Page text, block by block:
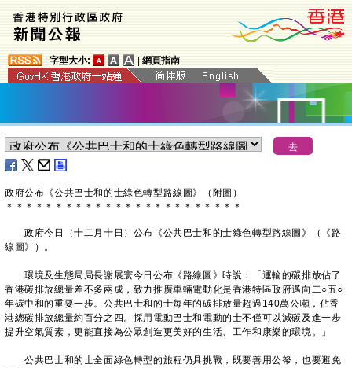
字型大小: 網頁指南
政府公布《公共巴士和的士綠色轉型路線圖》（附圖）
＊ ＊ ＊ ＊ ＊ ＊ ＊ ＊ ＊ ＊ ＊ ＊ ＊ ＊ ＊ ＊ ＊ ＊ ＊ ＊ ＊ ＊ ＊ ＊
政府今日（十二月十日）公布《公共巴士和的士綠色轉型路線圖》（《路
線圖》）。
環境及生態局局長謝展寰今日公布《路線圖》時說：「運輸的碳排放佔了
香港碳排放總量差不多兩成，致力推廣車輛電動化是香港特區政府邁向二○五○
年碳中和的重要一步。公共巴士和的士每年的碳排放量超過140萬公噸，佔香
港總碳排放總量約百分之四。採用電動巴士和電動的士不僅可以減碳及進一步
提升空氣質素，更能直接為公眾創造更美好的生活、工作和康樂的環境。」
公共巴士和的士全面綠色轉型的旅程仍具挑戰，既要善用公帑，也要避免